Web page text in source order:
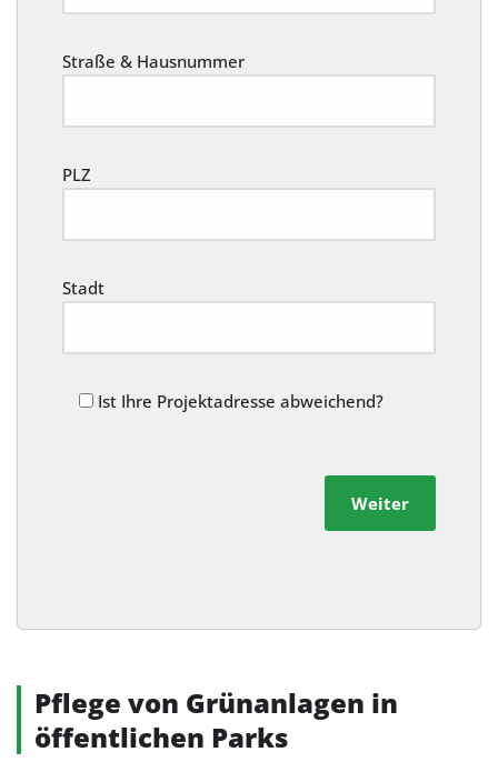
Straße & Hausnummer
PLZ
Stadt
Ist Ihre Projektadresse abweichend?
Weiter
Alternative:
Pflege von Grünanlagen in
öffentlichen Parks